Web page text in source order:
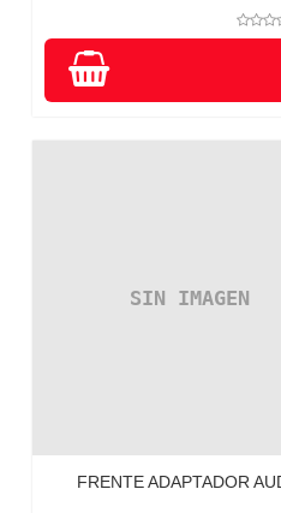
FRENTE ADAPTADOR